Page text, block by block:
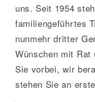
uns. Seit 1954
familiengeführtes
nunmehr dritter
Wünschen mit Rat
Sie vorbei, wir
stehen Sie an